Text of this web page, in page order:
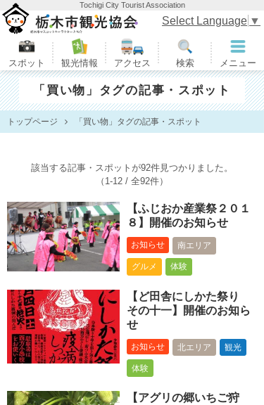
Tochigi City Tourist Association
栃木市観光協会
スポット 観光情報 アクセス 検索 メニュー
Select Language ▼
「買い物」タグの記事・スポット
トップページ 「買い物」タグの記事・スポット
該当する記事・スポットが92件見つかりました。
（1-12 / 全92件）
【ふじおか産業祭２０１
８】開催のお知らせ
お知らせ 南エリア
グルメ 体験
【ど田舎にしかた祭り
その十一】開催のお知ら
せ
お知らせ 北エリア 観光
体験
【アグリの郷いちご狩